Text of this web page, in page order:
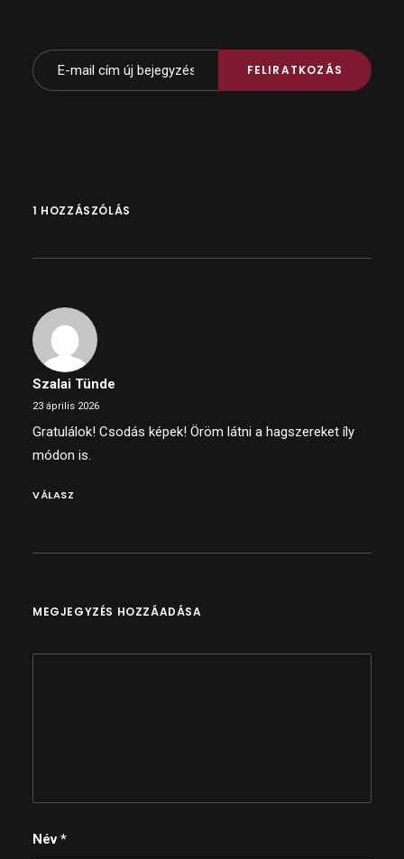
1 HOZZÁSZÓLÁS
Szalai Tünde
23 április 2026
Gratulálok! Csodás képek! Öröm látni a hagszereket íly
módon is.
VÁLASZ
MEGJEGYZÉS HOZZÁADÁSA
Név*